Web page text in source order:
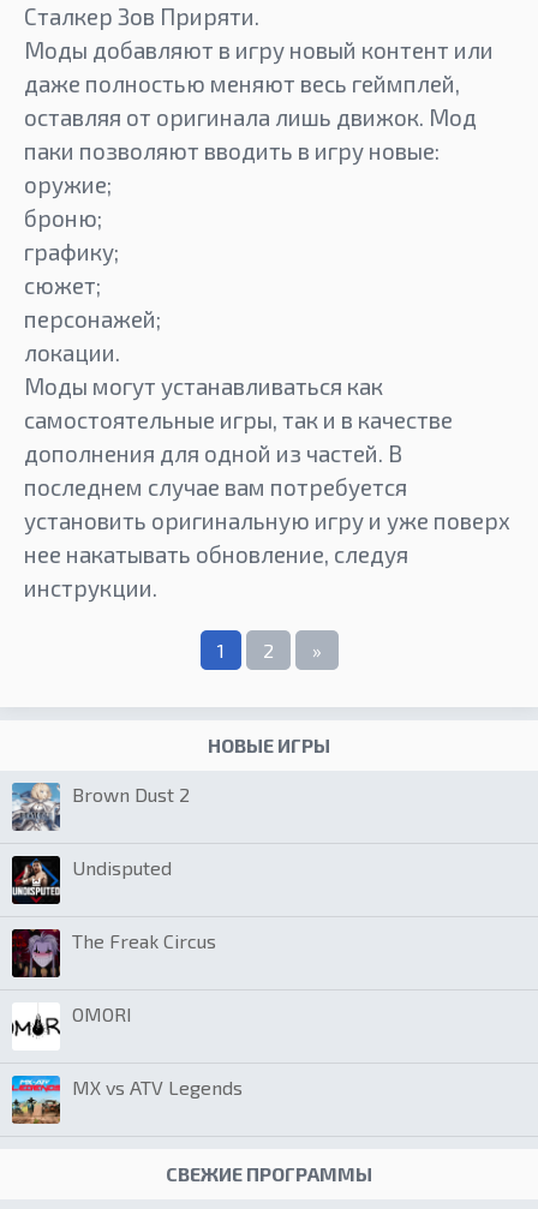
Сталкер Зов Приряти.
Моды добавляют в игру новый контент или
даже полностью меняют весь геймплей,
оставляя от оригинала лишь движок. Мод
паки позволяют вводить в игру новые:
оружие;
броню;
графику;
сюжет;
персонажей;
локации.
Моды могут устанавливаться как
самостоятельные игры, так и в качестве
дополнения для одной из частей. В
последнем случае вам потребуется
установить оригинальную игру и уже поверх
нее накатывать обновление, следуя
инструкции.
1 2 »
НОВЫЕ ИГРЫ
Brown Dust 2
Undisputed
The Freak Circus
OMORI
MX vs ATV Legends
СВЕЖИЕ ПРОГРАММЫ